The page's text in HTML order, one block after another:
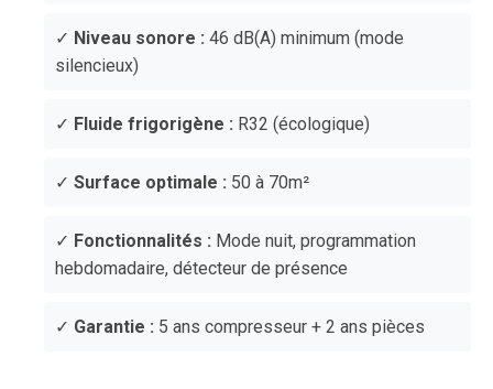
✓ Niveau sonore : 46 dB(A) minimum (mode
silencieux)
✓ Fluide frigorigène : R32 (écologique)
✓ Surface optimale : 50 à 70m²
✓ Fonctionnalités : Mode nuit, programmation
hebdomadaire, détecteur de présence
✓ Garantie : 5 ans compresseur + 2 ans pièces